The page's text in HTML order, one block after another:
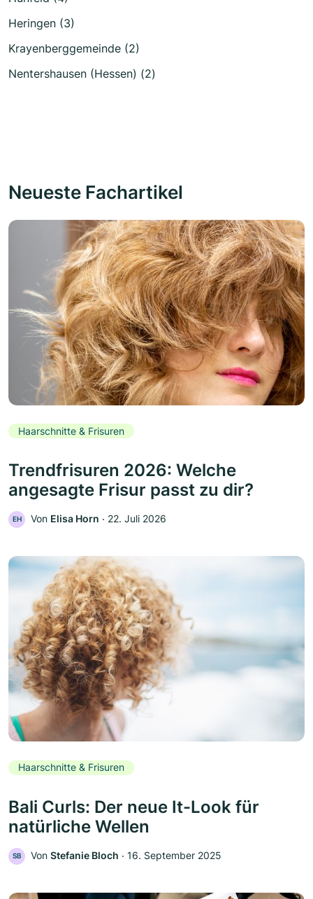
Heringen (3)
Krayenberggemeinde (2)
Nentershausen (Hessen) (2)
Neueste Fachartikel
Haarschnitte & Frisuren
Trendfrisuren 2026: Welche
angesagte Frisur passt zu dir?
EH Von Elisa Horn ‧ 22. Juli 2026
Haarschnitte & Frisuren
Bali Curls: Der neue It-Look für
natürliche Wellen
SB Von Stefanie Bloch ‧ 16. September 2025